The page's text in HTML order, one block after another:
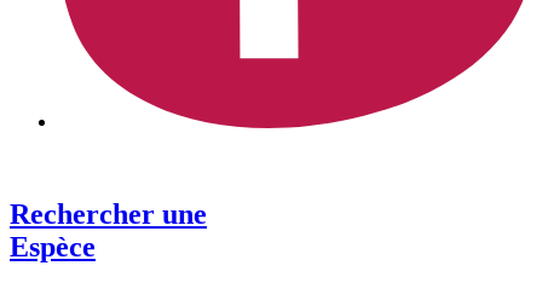
Rechercher une
Espèce